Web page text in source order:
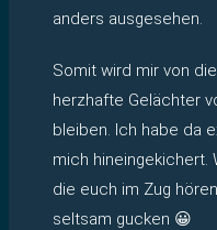
anders ausgesehen.
Somit wird mir von
herzhafte Gelächter
bleiben. Ich habe da
mich hineingekichert.
die euch im Zug
seltsam gucken 😀